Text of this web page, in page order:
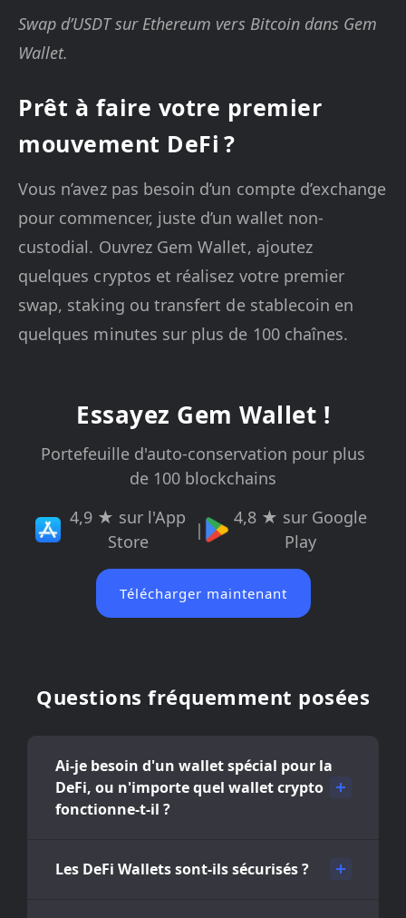
Swap d’USDT sur Ethereum vers Bitcoin dans Gem
Wallet.
Prêt à faire votre premier
mouvement DeFi ?
Vous n’avez pas besoin d’un compte d’exchange
pour commencer, juste d’un wallet non-
custodial. Ouvrez Gem Wallet, ajoutez
quelques cryptos et réalisez votre premier
swap, staking ou transfert de stablecoin en
quelques minutes sur plus de 100 chaînes.
Essayez Gem Wallet !
Portefeuille d'auto-conservation pour plus
de 100 blockchains
4,9 ★ sur l'App
Store
|
4,8 ★ sur Google
Play
Télécharger maintenant
Questions fréquemment posées
Ai-je besoin d'un wallet spécial pour la
DeFi, ou n'importe quel wallet crypto
fonctionne-t-il ?
Les DeFi Wallets sont-ils sécurisés ?